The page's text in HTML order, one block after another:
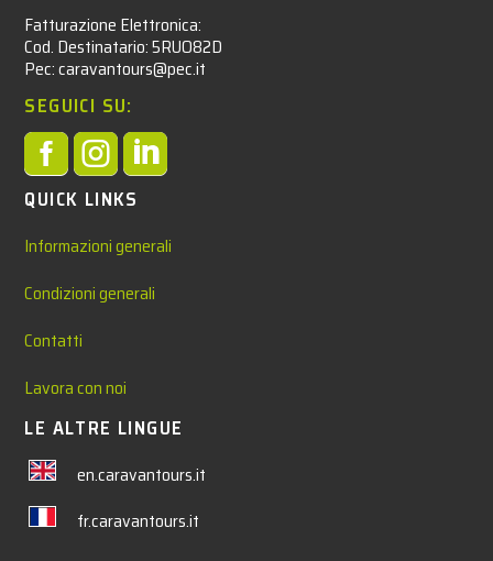
Fatturazione Elettronica:
Cod. Destinatario: 5RUO82D
Pec: caravantours@pec.it
SEGUICI SU:

QUICK LINKS
Informazioni generali
Condizioni generali
Contatti
Lavora con noi
LE ALTRE LINGUE
en.caravantours.it
fr.caravantours.it